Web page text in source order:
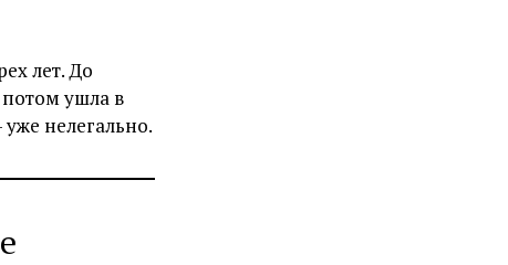
лет. До
ушла в
нелегально.